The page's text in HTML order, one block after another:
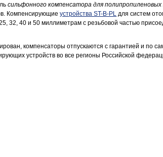
сильфонного компенсатора для
Компенсирующиеустройства ST-B-PL для систем
32, 40 и 50 миллиметрам с резьбовой частью
компенсаторы отпускаются с гарантией и по
устройств во все регионы Российской